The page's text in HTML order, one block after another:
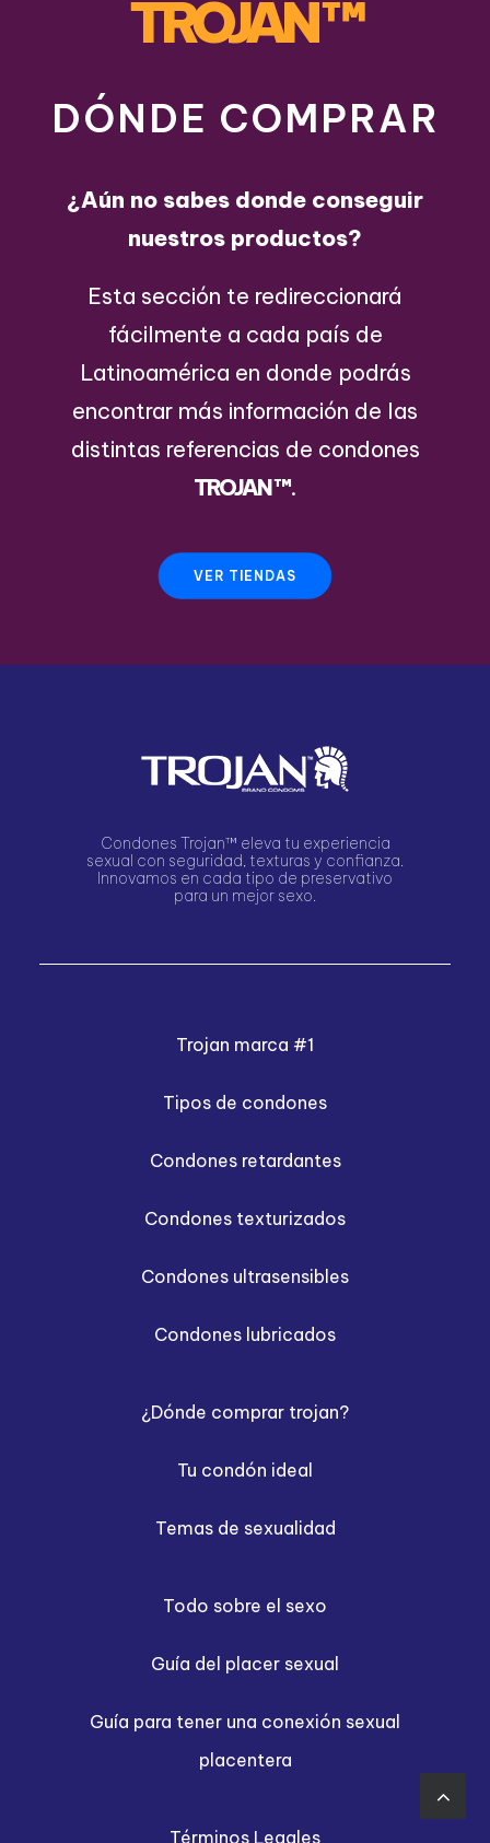
TROJAN™
DÓNDE COMPRAR
¿Aún no sabes donde conseguir
nuestros productos?
Esta sección te redireccionará
fácilmente a cada país de
Latinoamérica en donde podrás
encontrar más información de las
distintas referencias de condones
TROJAN™.
VER TIENDAS
Condones Trojan™ eleva tu experiencia
sexual con seguridad, texturas y confianza.
Innovamos en cada tipo de preservativo
para un mejor sexo.
Trojan marca #1
Tipos de condones
Condones retardantes
Condones texturizados
Condones ultrasensibles
Condones lubricados
¿Dónde comprar trojan?
Tu condón ideal
Temas de sexualidad
Todo sobre el sexo
Guía del placer sexual
Guía para tener una conexión sexual
placentera
Términos Legales